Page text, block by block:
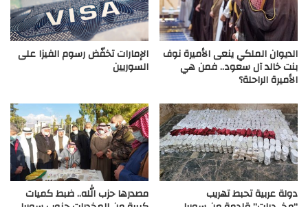
الديوان الملكي ينعى الأميرة نوف
بنت خالد آل سعود.. فمن هي
الأميرة الراحلة؟
الإمارات تخفّض رسوم الفيزا على
السوريين
دولة عربية تحبط تهريب مصدرها حزب الله.. ضبط كميات